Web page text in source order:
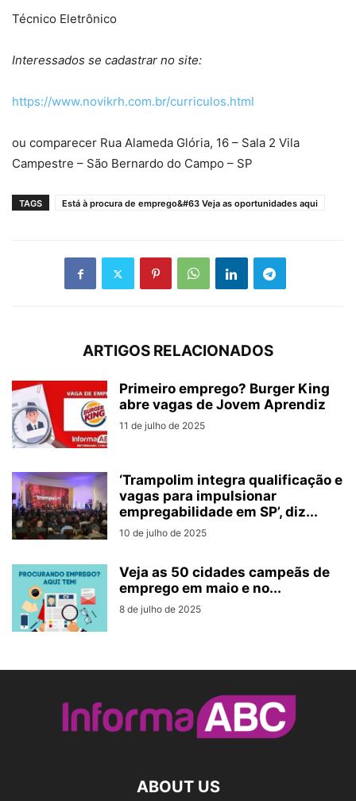
Técnico Eletrônico
Interessados se cadastrar no site:
https://www.novikrh.com.br/curriculos.html
ou comparecer Rua Alameda Glória, 16 – Sala 2 Vila
Campestre – São Bernardo do Campo – SP
TAGS Está à procura de emprego&#63 Veja as oportunidades aqui
ARTIGOS RELACIONADOS
Primeiro emprego? Burger King
abre vagas de Jovem Aprendiz
11 de julho de 2025
‘Trampolim integra qualificação e
vagas para impulsionar
empregabilidade em SP’, diz...
10 de julho de 2025
Veja as 50 cidades campeãs de
emprego em maio e no...
8 de julho de 2025
ABOUT US